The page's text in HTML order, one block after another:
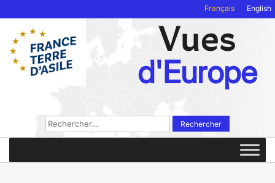
Français English
Vues
d'Europe
Rechercher :